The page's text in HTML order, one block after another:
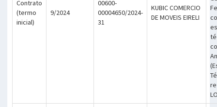
Contrato
(termo
inicial)
9/2024
00600-
00004650/2024-
31
KUBIC COMERCIO
DE MOVEIS EIRELI